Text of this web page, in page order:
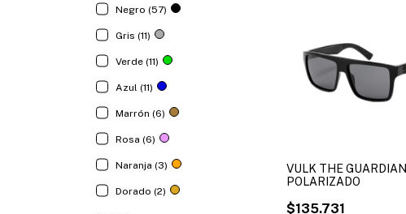
Negro (57)
Gris (11)
Verde (11)
Azul (11)
Marrón (6)
Rosa (6)
Naranja (3)
Dorado (2)
VULK THE GUARDIAN
POLARIZADO
$135.731